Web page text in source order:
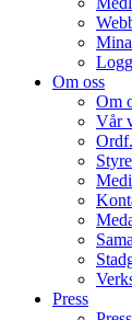
Om oss
Om
Vår
Press